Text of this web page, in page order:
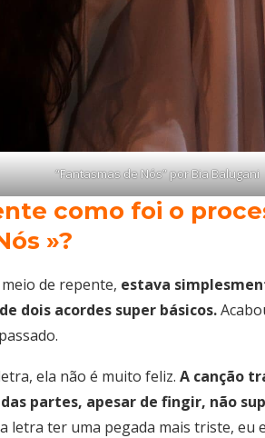
“Fantasmas de Nós” por Bia Balugani
como foi o
»?
de repente, estava
dois acordes super básicos.
ela não é muito feliz. A canção
partes, apesar de fingir, não
letra ter uma pegada mais triste, eu